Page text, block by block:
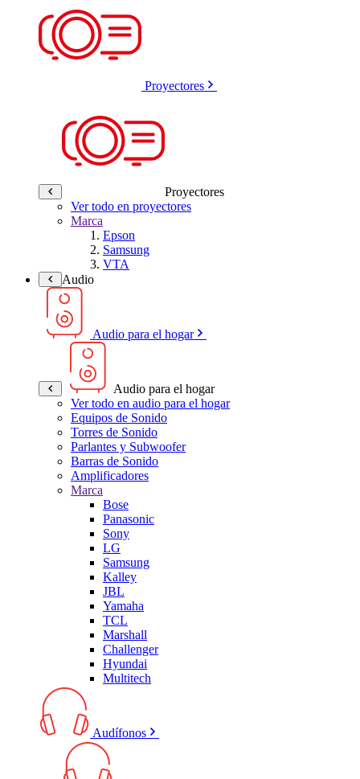
Proyectores
Proyectores
Ver todo en proyectores
Marca
Epson
Samsung
VTA
Audio
Audio para el hogar
Audio para el hogar
Ver todo en audio para el hogar
Equipos de Sonido
Torres de Sonido
Parlantes y Subwoofer
Barras de Sonido
Amplificadores
Marca
Bose
Panasonic
Sony
LG
Samsung
Kalley
JBL
Yamaha
TCL
Marshall
Challenger
Hyundai
Multitech
Audífonos